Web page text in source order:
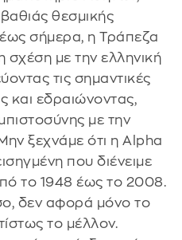
θεσμικής
σήμερα, η Τράπεζα
σχέση με την ελληνική
τις σημαντικές
και εδραιώνοντας,
με την
ξεχνάμε ότι η Alpha
που διένειμε
το 1948 έως το 2008.
δεν αφορά μόνο το
το μέλλον.